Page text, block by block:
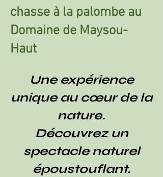
chasse à la palombe au
Domaine de Maysou-
Haut
Une expérience
unique au cœur de la
nature.
Découvrez un
spectacle naturel
époustouflant.